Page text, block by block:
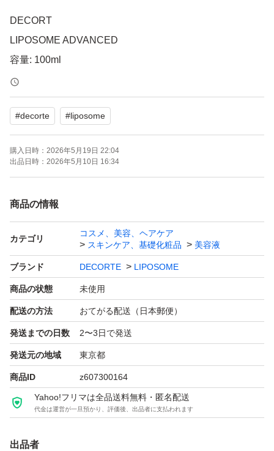
DECORT
LIPOSOME ADVANCED
容量: 100ml
美容液
※ 海外(免税店)での購入になるため並行輸入品扱いになり
ますので国内製品と多少仕様やデザイン・パッケージなど
異なる場合がございます
※箱にスレがあることがあります
#decorte #liposome
購入日時： 2026年5月19日 22:04
出品日時： 2026年5月10日 16:34
商品の情報
カテゴリ
コスメ、美容、ヘアケア
スキンケア、基礎化粧品
美容液
ブランド DECORTE LIPOSOME
商品の状態 未使用
配送の方法 おてがる配送（日本郵便）
発送までの日数 2〜3日で発送
発送元の地域 東京都
商品ID z607300164
Yahoo!フリマは全品送料無料・匿名配送
代金は運営が一旦預かり、評価後、出品者に支払われます
出品者